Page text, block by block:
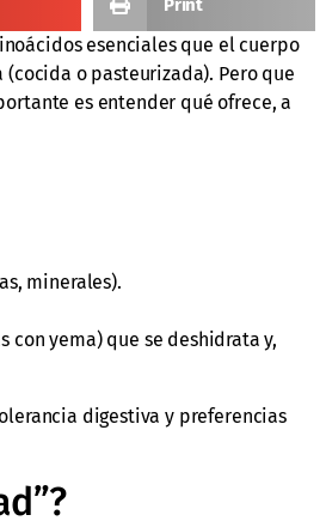
Print
esenciales que el cuerpo
o pasteurizada). Pero que
es entender qué ofrece, a
minerales).
yema) que se deshidrata y,
digestiva y preferencias